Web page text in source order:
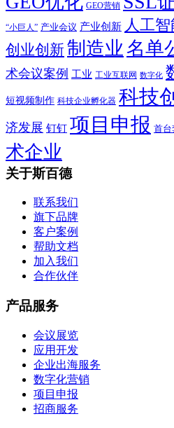
GEO营销
“小巨人” 产业会议 产业创新 人工
创业创新制造业 名单
术会议案例 工业 工业互联网 数字化
短视频制作 科技企业孵化器 科技
济发展 钉钉 项目申报 首台
术企业
关于斯百德
联系我们
旗下品牌
客户案例
帮助文档
加入我们
合作伙伴
产品服务
会议展览
应用开发
企业出海服务
数字化营销
项目申报
招商服务